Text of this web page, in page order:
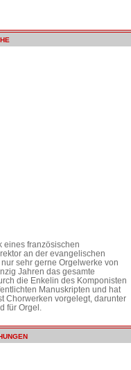
eines französischen
an der evangelischen
sehr gerne Orgelwerke von
Jahren das gesamte
die Enkelin des Komponisten
Manuskripten und hat
Chorwerken vorgelegt, darunter
für Orgel.